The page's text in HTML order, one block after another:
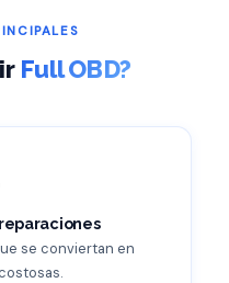
Full OBD?
se conviertan en